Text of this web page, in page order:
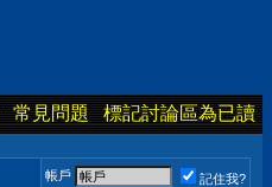
常見問題 標記討論區為已讀
帳戶
記住我?